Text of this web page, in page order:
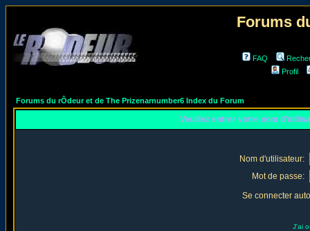
Forums
FAQ
Profil
Forums du rÔdeur et de The Prizenarnumber6 Index du Forum
Veuillez entrer votre nom
Nom d'utilisateur:
Mot de passe:
Se connecter
J'ai